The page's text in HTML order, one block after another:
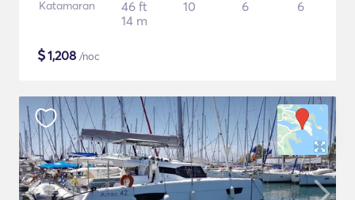
Katamaran
46 ft
14 m
10 6 6
$1,208 /noc